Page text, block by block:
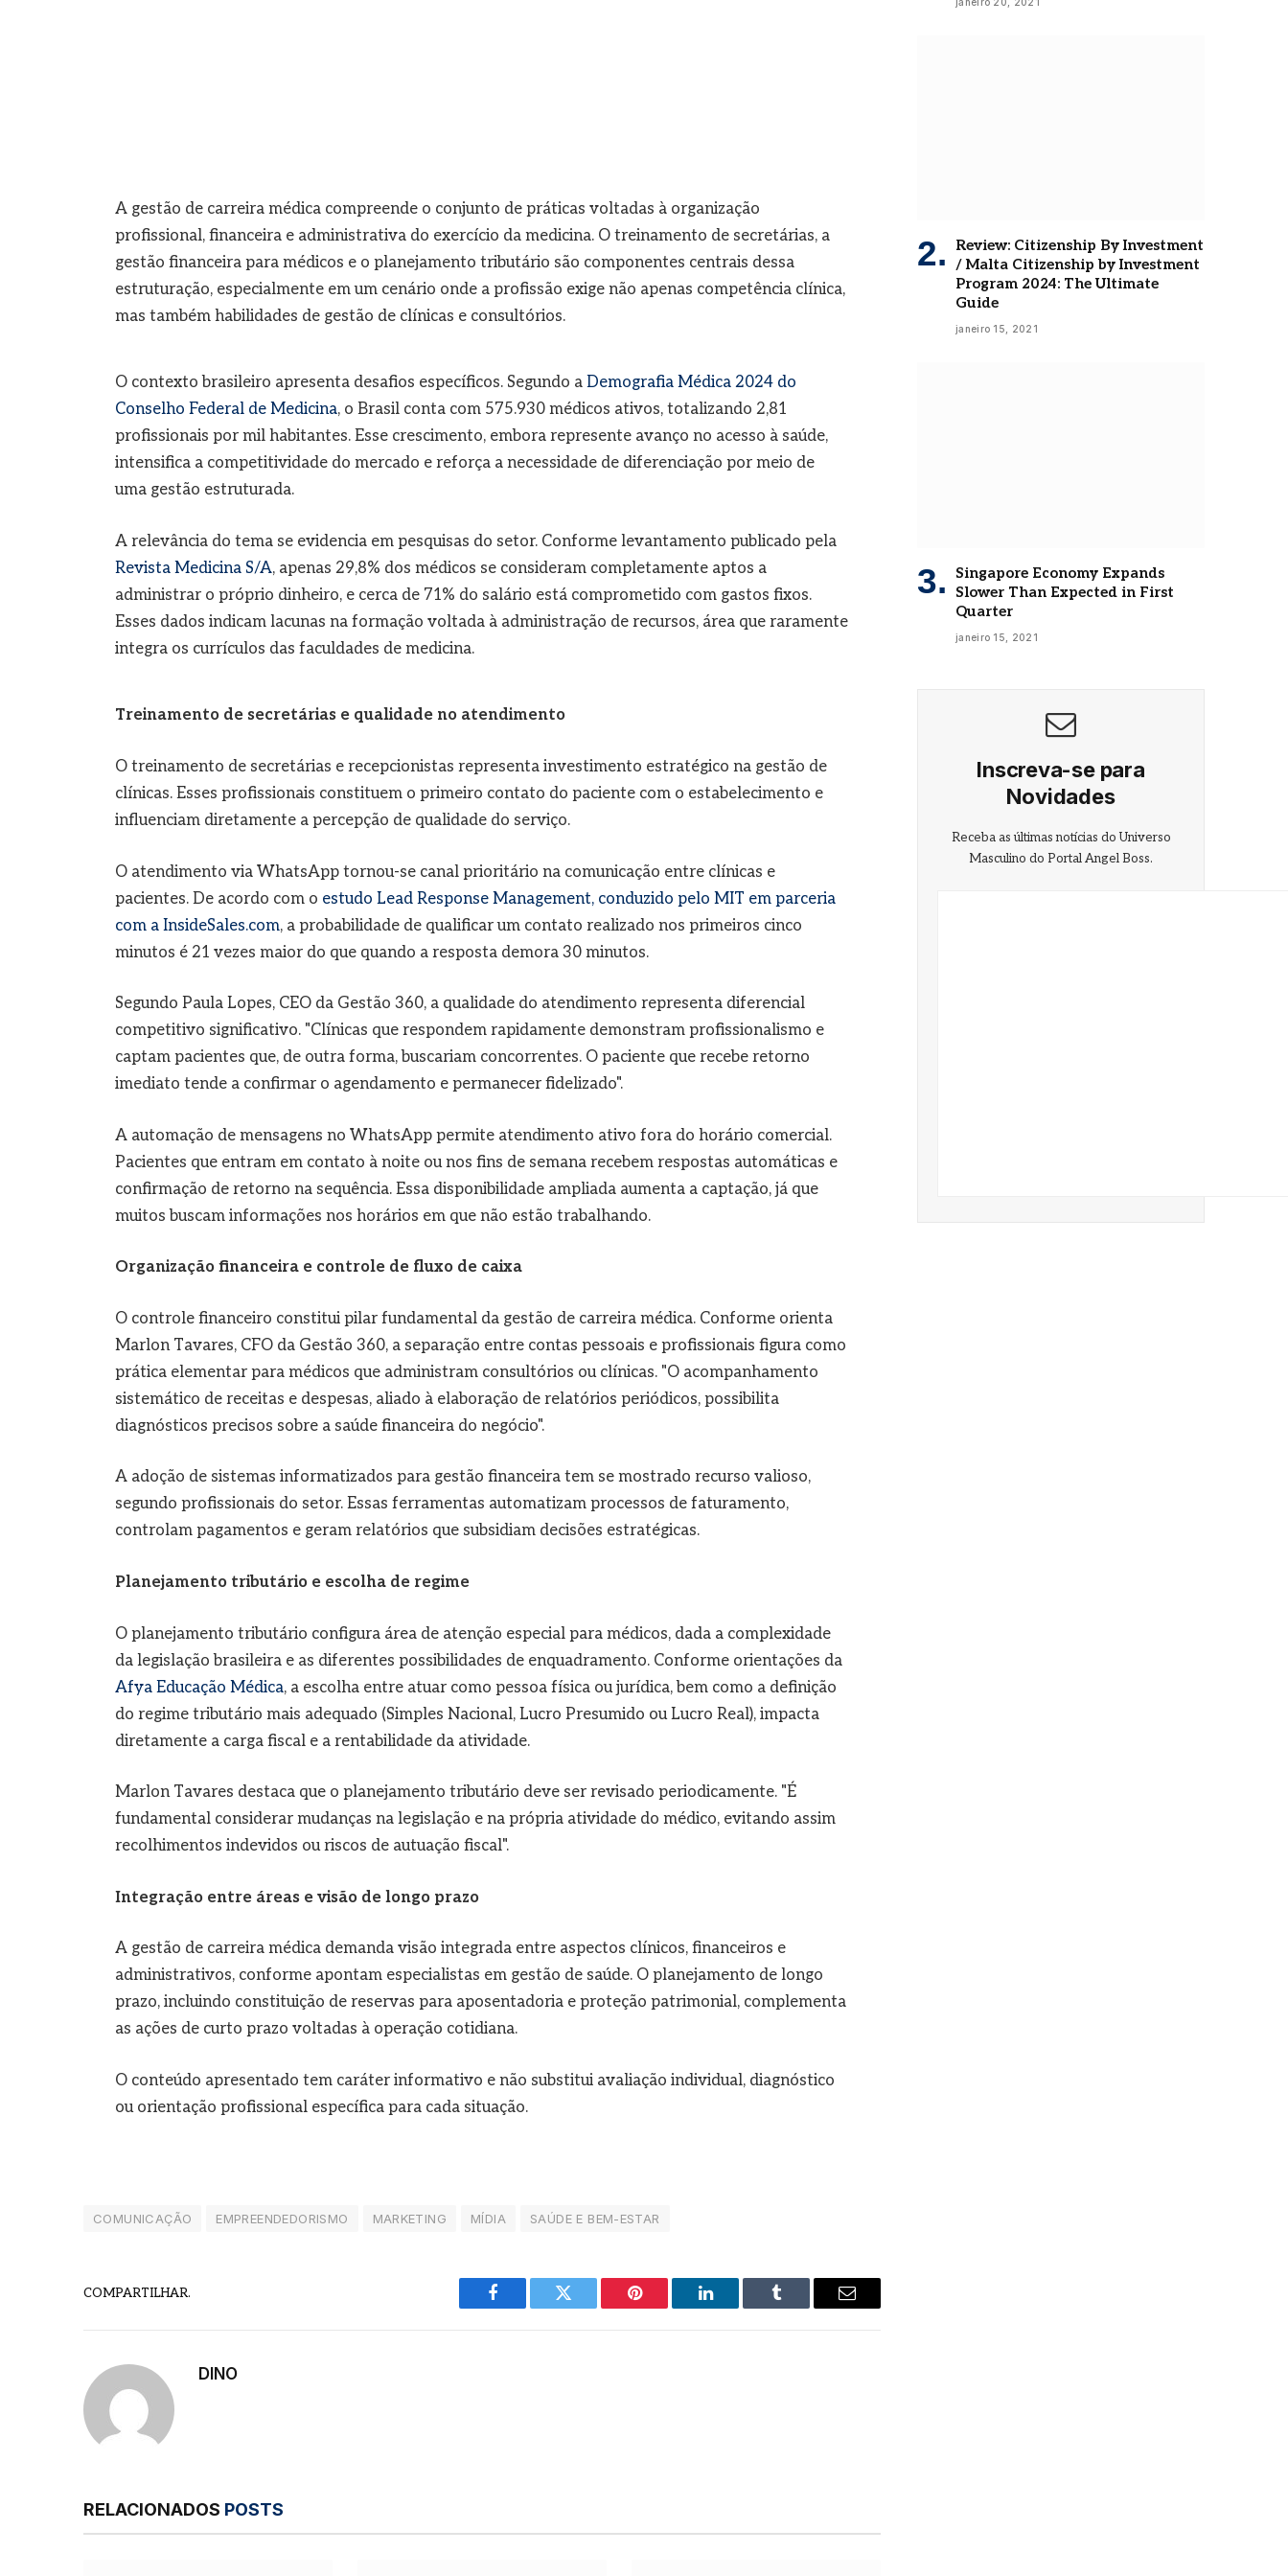
A gestão de carreira médica compreende o conjunto de práticas voltadas à organização
profissional, financeira e administrativa do exercício da medicina. O treinamento de secretárias, a
gestão financeira para médicos e o planejamento tributário são componentes centrais dessa
estruturação, especialmente em um cenário onde a profissão exige não apenas competência clínica,
mas também habilidades de gestão de clínicas e consultórios.
O contexto brasileiro apresenta desafios específicos. Segundo a Demografia Médica 2024 do
Conselho Federal de Medicina, o Brasil conta com 575.930 médicos ativos, totalizando 2,81
profissionais por mil habitantes. Esse crescimento, embora represente avanço no acesso à saúde,
intensifica a competitividade do mercado e reforça a necessidade de diferenciação por meio de
uma gestão estruturada.
A relevância do tema se evidencia em pesquisas do setor. Conforme levantamento publicado pela
Revista Medicina S/A, apenas 29,8% dos médicos se consideram completamente aptos a
administrar o próprio dinheiro, e cerca de 71% do salário está comprometido com gastos fixos.
Esses dados indicam lacunas na formação voltada à administração de recursos, área que raramente
integra os currículos das faculdades de medicina.
Treinamento de secretárias e qualidade no atendimento
O treinamento de secretárias e recepcionistas representa investimento estratégico na gestão de
clínicas. Esses profissionais constituem o primeiro contato do paciente com o estabelecimento e
influenciam diretamente a percepção de qualidade do serviço.
O atendimento via WhatsApp tornou-se canal prioritário na comunicação entre clínicas e
pacientes. De acordo com o estudo Lead Response Management, conduzido pelo MIT em parceria
com a InsideSales.com, a probabilidade de qualificar um contato realizado nos primeiros cinco
minutos é 21 vezes maior do que quando a resposta demora 30 minutos.
Segundo Paula Lopes, CEO da Gestão 360, a qualidade do atendimento representa diferencial
competitivo significativo. "Clínicas que respondem rapidamente demonstram profissionalismo e
captam pacientes que, de outra forma, buscariam concorrentes. O paciente que recebe retorno
imediato tende a confirmar o agendamento e permanecer fidelizado".
A automação de mensagens no WhatsApp permite atendimento ativo fora do horário comercial.
Pacientes que entram em contato à noite ou nos fins de semana recebem respostas automáticas e
confirmação de retorno na sequência. Essa disponibilidade ampliada aumenta a captação, já que
muitos buscam informações nos horários em que não estão trabalhando.
Organização financeira e controle de fluxo de caixa
O controle financeiro constitui pilar fundamental da gestão de carreira médica. Conforme orienta
Marlon Tavares, CFO da Gestão 360, a separação entre contas pessoais e profissionais figura como
prática elementar para médicos que administram consultórios ou clínicas. "O acompanhamento
sistemático de receitas e despesas, aliado à elaboração de relatórios periódicos, possibilita
diagnósticos precisos sobre a saúde financeira do negócio".
A adoção de sistemas informatizados para gestão financeira tem se mostrado recurso valioso,
segundo profissionais do setor. Essas ferramentas automatizam processos de faturamento,
controlam pagamentos e geram relatórios que subsidiam decisões estratégicas.
Planejamento tributário e escolha de regime
O planejamento tributário configura área de atenção especial para médicos, dada a complexidade
da legislação brasileira e as diferentes possibilidades de enquadramento. Conforme orientações da
Afya Educação Médica, a escolha entre atuar como pessoa física ou jurídica, bem como a definição
do regime tributário mais adequado (Simples Nacional, Lucro Presumido ou Lucro Real), impacta
diretamente a carga fiscal e a rentabilidade da atividade.
Marlon Tavares destaca que o planejamento tributário deve ser revisado periodicamente. "É
fundamental considerar mudanças na legislação e na própria atividade do médico, evitando assim
recolhimentos indevidos ou riscos de autuação fiscal".
Integração entre áreas e visão de longo prazo
A gestão de carreira médica demanda visão integrada entre aspectos clínicos, financeiros e
administrativos, conforme apontam especialistas em gestão de saúde. O planejamento de longo
prazo, incluindo constituição de reservas para aposentadoria e proteção patrimonial, complementa
as ações de curto prazo voltadas à operação cotidiana.
O conteúdo apresentado tem caráter informativo e não substitui avaliação individual, diagnóstico
ou orientação profissional específica para cada situação.
COMUNICAÇÃO EMPREENDEDORISMO MARKETING MÍDIA SAÚDE E BEM-ESTAR
COMPARTILHAR.
Facebook Twitter Pinterest LinkedIn Tumblr
E-
DINO
RELACIONADOS POSTS
Review: Citizenship By Investment
/ Malta Citizenship by Investment
Program 2024: The Ultimate
Guide
janeiro 15, 2021
Singapore Economy Expands
Slower Than Expected in First
Quarter
janeiro 15, 2021
Inscreva-se para
Novidades
Receba as últimas notícias do Universo
Masculino do Portal Angel Boss.